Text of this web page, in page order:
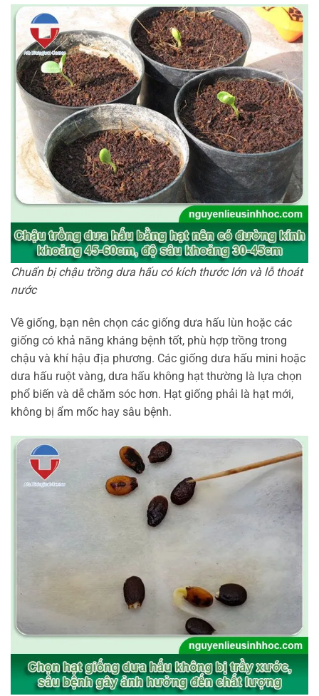
Chuẩn bị chậu trồng dưa hấu có kích thước lớn và lỗ thoát
nước
Về giống, bạn nên chọn các giống dưa hấu lùn hoặc các
giống có khả năng kháng bệnh tốt, phù hợp trồng trong
chậu và khí hậu địa phương. Các giống dưa hấu mini hoặc
dưa hấu ruột vàng, dưa hấu không hạt thường là lựa chọn
phổ biến và dễ chăm sóc hơn. Hạt giống phải là hạt mới,
không bị ẩm mốc hay sâu bệnh.